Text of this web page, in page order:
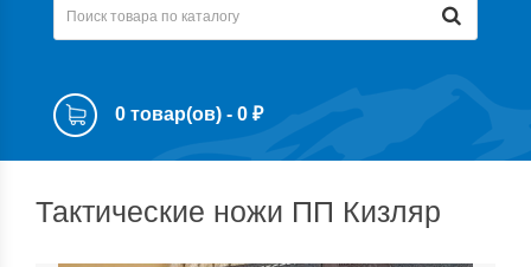
0 товар(ов) - 0 ₽
Тактические ножи ПП Кизляр